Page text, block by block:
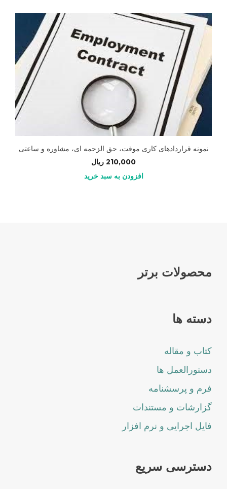
نمونه قراردادهای کاری موقت، حق الزحمه ای، مشاوره و ساعتی
210,000 ریال
افزودن به سبد خرید
محصولات برتر
دسته ها
کتاب و مقاله
دستورالعمل ها
فرم و پرسشنامه
گزارشات و مستندات
فایل اجرایی و نرم افزار
دسترسی سریع